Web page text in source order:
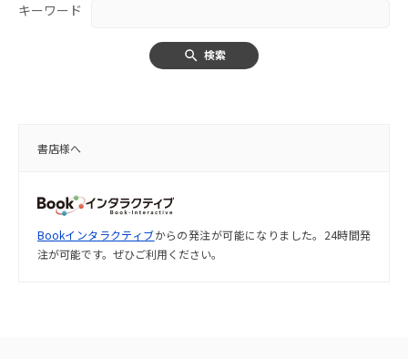
キーワード
検索
書店様へ
Bookインタラクティブからの発注が可能になりました。24時間発
注が可能です。ぜひご利用ください。